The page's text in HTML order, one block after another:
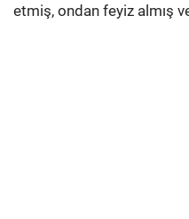
etmiş, ondan feyiz almış